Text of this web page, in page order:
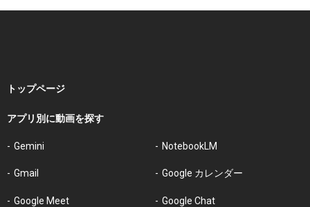
トップページ
アプリ別に動画を探す
Gemini NotebookLM
Gmail Google カレンダー
Google Meet Google Chat